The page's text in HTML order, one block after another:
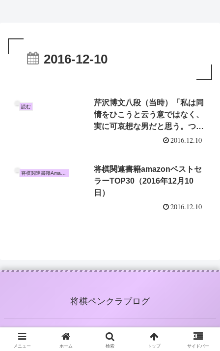
2016-12-10
読む
芹沢博文八段（当時）「私は同
情をひこうと云う意ではなく、
実に可哀想な男だと思う。つま
り一度として一所懸命になった
2016.12.10
将棋関連書籍amazonベストセ
ラーTOP30（2016年12月10
日）
2016.12.10
将棋ペンクラブログ
メニュー ホーム 検索 トップ サイドバー